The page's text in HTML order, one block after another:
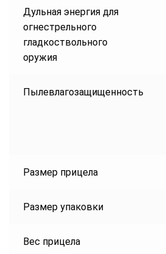
Дульная энергия для
огнестрельного
гладкоствольного
оружия
Пылевлагозащищенность
Размер прицела
Размер упаковки
Вес прицела